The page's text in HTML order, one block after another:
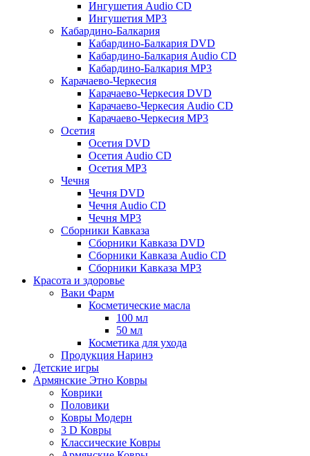
Ингушетия Audio CD
Ингушетия MP3
Кабардино-Балкария
Кабардино-Балкария DVD
Кабардино-Балкария Audio CD
Кабардино-Балкария MP3
Карачаево-Черкесия
Карачаево-Черкесия DVD
Карачаево-Черкесия Audio CD
Карачаево-Черкесия MP3
Осетия
Осетия DVD
Осетия Audio CD
Осетия MP3
Чечня
Чечня DVD
Чечня Audio CD
Чечня MP3
Сборники Кавказа
Сборники Кавказа DVD
Сборники Кавказа Audio CD
Сборники Кавказа MP3
Красота и здоровье
Ваки Фарм
Косметические масла
100 мл
50 мл
Косметика для ухода
Продукция Наринэ
Детские игры
Армянские Этно Ковры
Коврики
Половики
Ковры Модерн
3 D Ковры
Классические Ковры